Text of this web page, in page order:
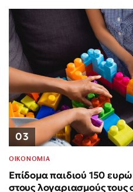
03
ΟΙΚΟΝΟΜΙΑ
Επίδομα παιδιού 150
στους λογαριασμούς τους